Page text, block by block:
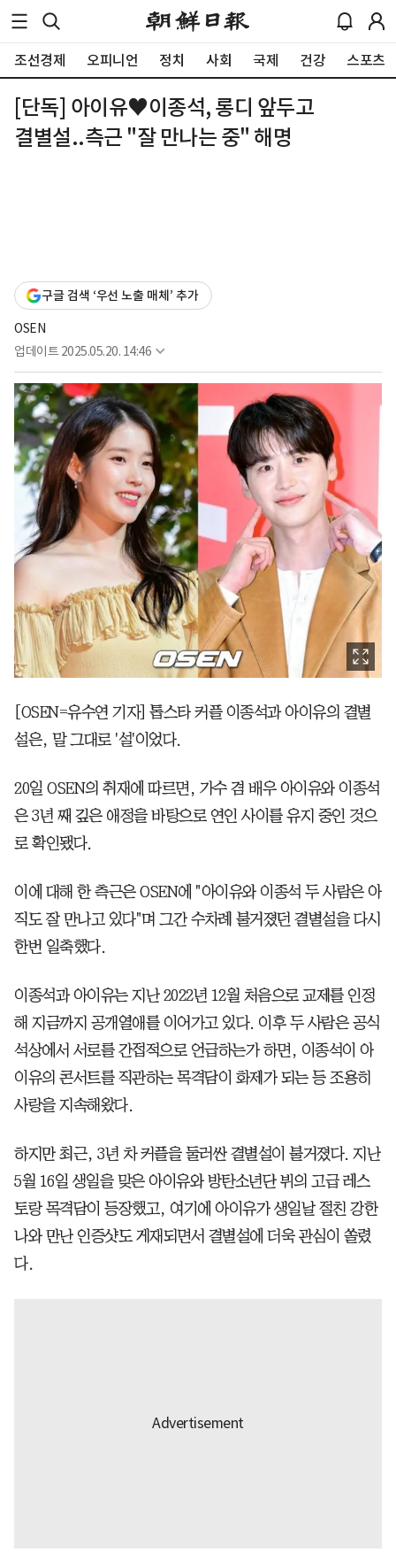
조선경제 오피니언 정치 사회 국제 건강 스포츠
[단독] 아이유♥이종석, 롱디 앞두고
결별설..측근 "잘 만나는 중" 해명
구글 검색 ‘우선 노출 매체’ 추가
OSEN
업데이트 2025.05.20. 14:46
[OSEN=유수연 기자] 톱스타 커플 이종석과 아이유의 결별
설은, 말 그대로 '설'이었다.
20일 OSEN의 취재에 따르면, 가수 겸 배우 아이유와 이종석
은 3년 째 깊은 애정을 바탕으로 연인 사이를 유지 중인 것으
로 확인됐다.
이에 대해 한 측근은 OSEN에 "아이유와 이종석 두 사람은 아
직도 잘 만나고 있다"며 그간 수차례 불거졌던 결별설을 다시
한번 일축했다.
이종석과 아이유는 지난 2022년 12월 처음으로 교제를 인정
해 지금까지 공개열애를 이어가고 있다. 이후 두 사람은 공식
석상에서 서로를 간접적으로 언급하는가 하면, 이종석이 아
이유의 콘서트를 직관하는 목격담이 화제가 되는 등 조용히
사랑을 지속해왔다.
하지만 최근, 3년 차 커플을 둘러싼 결별설이 불거졌다. 지난
5월 16일 생일을 맞은 아이유와 방탄소년단 뷔의 고급 레스
토랑 목격담이 등장했고, 여기에 아이유가 생일날 절친 강한
나와 만난 인증샷도 게재되면서 결별설에 더욱 관심이 쏠렸
다.